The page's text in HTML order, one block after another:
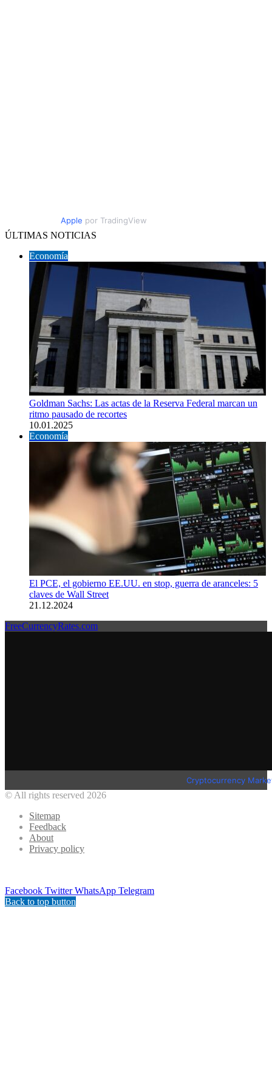
Apple por TradingView
ÚLTIMAS NOTICIAS
Economía
Goldman Sachs: Las actas de la Reserva Federal marcan un
ritmo pausado de recortes
10.01.2025
Economía
El PCE, el gobierno EE.UU. en stop, guerra de aranceles: 5
claves de Wall Street
21.12.2024
FreeCurrencyRates.com
Cryptocurrency
© All rights reserved 2026
Sitemap
Feedback
About
Privacy policy
Facebook Twitter WhatsApp Telegram
Back to top button